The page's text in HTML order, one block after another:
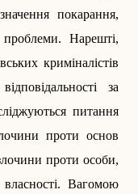
покарання,
проблеми. Нарешті,
криміналістів
за
питання
проти основ
проти особи,
Вагомою